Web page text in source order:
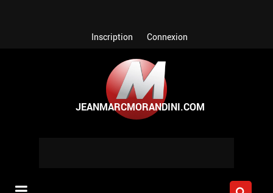
Inscription Connexion